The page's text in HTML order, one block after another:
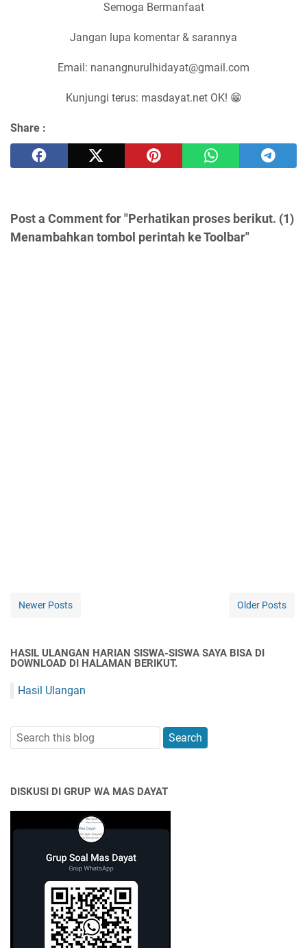
Semoga Bermanfaat
Jangan lupa komentar & sarannya
Email: nanangnurulhidayat@gmail.com
Kunjungi terus: masdayat.net OK! 😁
Share :
Post a Comment for "Perhatikan proses berikut. (1)
Menambahkan tombol perintah ke Toolbar"
Newer Posts Older Posts
HASIL ULANGAN HARIAN SISWA-SISWA SAYA BISA DI
DOWNLOAD DI HALAMAN BERIKUT.
Hasil Ulangan
DISKUSI DI GRUP WA MAS DAYAT